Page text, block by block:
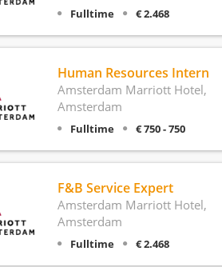
Fulltime € 2.468
Human Resources Intern
Amsterdam Marriott Hotel,
Amsterdam
Fulltime € 750 - 750
F&B Service Expert
Amsterdam Marriott Hotel,
Amsterdam
Fulltime € 2.468